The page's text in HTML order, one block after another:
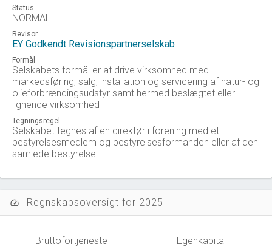
Status
NORMAL
Revisor
EY Godkendt Revisionspartnerselskab
Formål
Selskabets formål er at drive virksomhed med
markedsføring, salg, installation og servicering af natur- og
olieforbrændingsudstyr samt hermed beslægtet eller
lignende virksomhed
Tegningsregel
Selskabet tegnes af en direktør i forening med et
bestyrelsesmedlem og bestyrelsesformanden eller af den
samlede bestyrelse
speed Regnskabsoversigt for 2025
Bruttofortjeneste Egenkapital